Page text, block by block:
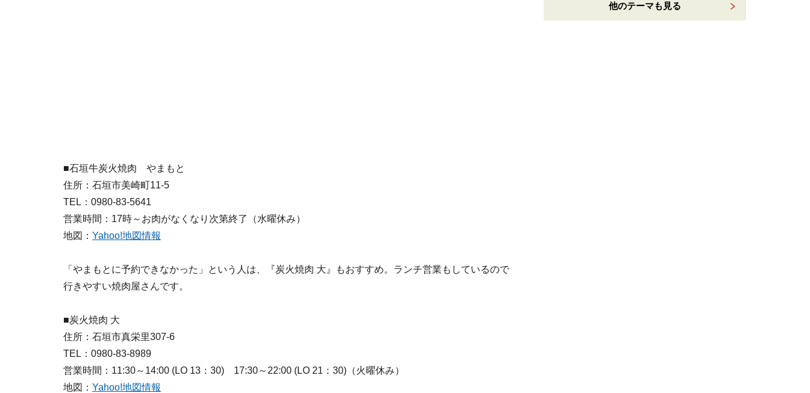
■石垣牛炭火焼肉 やまもと
住所：石垣市美崎町11-5
TEL：0980-83-5641
営業時間：17時～お肉がなくなり次第終了（水曜休み）
地図： Yahoo!地図情報
「やまもとに予約できなかった」という人は、『炭火焼肉 大』もおすすめ。ランチ営業もしているので
行きやすい焼肉屋さんです。
■炭火焼肉 大
住所：石垣市真栄里307-6
TEL：0980-83-8989
営業時間：11:30～14:00 (LO 13：30) 17:30～22:00 (LO 21：30)（火曜休み）
地図： Yahoo!地図情報
他のテーマも見る